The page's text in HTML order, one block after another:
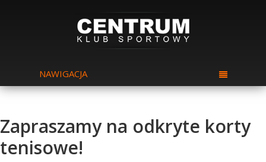
NAWIGACJA
Zapraszamy na odkryte korty
tenisowe!